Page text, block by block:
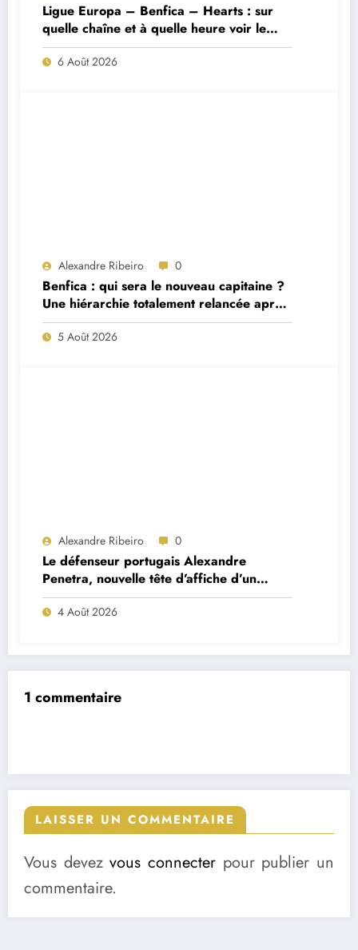
Ligue Europa – Benfica – Hearts : sur
quelle chaîne et à quelle heure voir le
match ?
6 Août 2026
Alexandre Ribeiro 0
Benfica : qui sera le nouveau capitaine ?
Une hiérarchie totalement relancée après
deux départs majeurs
5 Août 2026
Alexandre Ribeiro 0
Le défenseur portugais Alexandre
Penetra, nouvelle tête d’affiche d’un
projet très ambitieux
4 Août 2026
1 commentaire
LAISSER UN COMMENTAIRE
Vous devezvous connecter pour publier un
commentaire.